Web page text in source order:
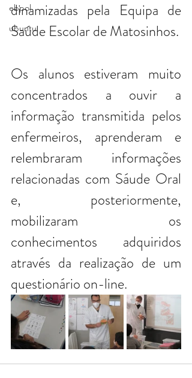
ebpol
ubuntu
dinamizadas pela Equipa de
Saúde Escolar de Matosinhos.
Os alunos estiveram muito
concentrados a ouvir a
informação transmitida pelos
enfermeiros, aprenderam e
relembraram informações
relacionadas com Sáude Oral
e, posteriormente,
mobilizaram os
conhecimentos adquiridos
através da realização de um
questionário on-line.